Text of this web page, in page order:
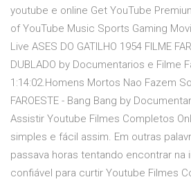
youtube e online Get YouTube
of YouTube Music Sports Gaming
Live ASES DO GATILHO 1954 FILME
DUBLADO by Documentarios e Filme
1:14:02.Homens Mortos Nao Fazem
FAROESTE - Bang Bang by
Assistir Youtube Filmes Completos
simples e fácil assim. Em outras
passava horas tentando encontrar na
confiável para curtir Youtube Filmes